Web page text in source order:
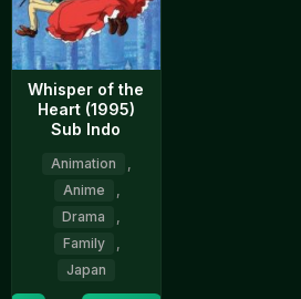
Whisper of the
Heart (1995)
Sub Indo
Animation
Anime
Drama
Family
Japan